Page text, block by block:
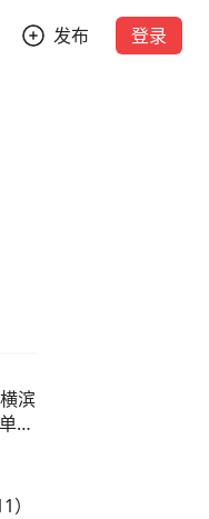
发布 登录
滨
决